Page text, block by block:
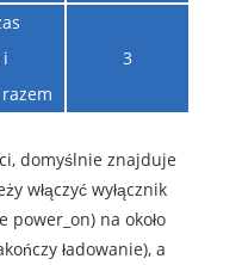
i
3
domyślnie znajduje
włączyć wyłącznik
na około
ładowanie), a